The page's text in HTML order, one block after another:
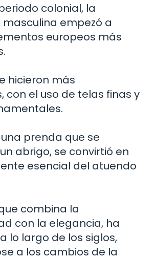
colonial, la
empezó a
europeos más
hicieron más
con el uso de telas finas y
una prenda que se
abrigo, se convirtió en
esencial del atuendo
combina la
con la elegancia, ha
lo largo de los siglos,
a los cambios de la